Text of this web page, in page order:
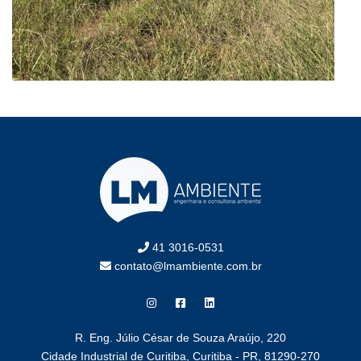
41 3016-0531
contato@lmambiente.com.br
R. Eng. Júlio César de Souza Araújo, 220
Cidade Industrial de Curitiba, Curitiba - PR, 81290-270